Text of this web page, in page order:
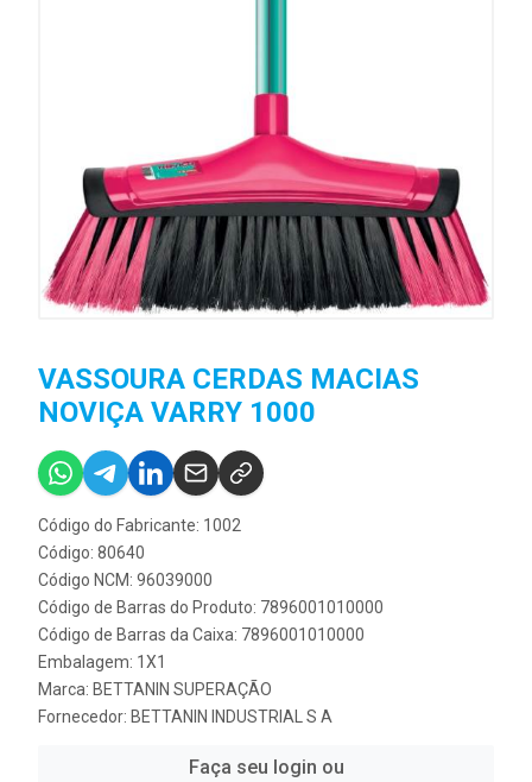
VASSOURA CERDAS MACIAS
NOVIÇA VARRY 1000
Código do Fabricante: 1002
Código: 80640
Código NCM: 96039000
Código de Barras do Produto: 7896001010000
Código de Barras da Caixa: 7896001010000
Embalagem: 1X1
Marca: BETTANIN SUPERAÇÃO
Fornecedor: BETTANIN INDUSTRIAL S A
Faça seu login ou